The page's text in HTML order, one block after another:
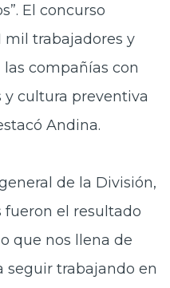
El concurso
mil trabajadores y
compañías con
y cultura preventiva
Andina.
de la División,
fueron el resultado
que nos llena de
seguir trabajando en